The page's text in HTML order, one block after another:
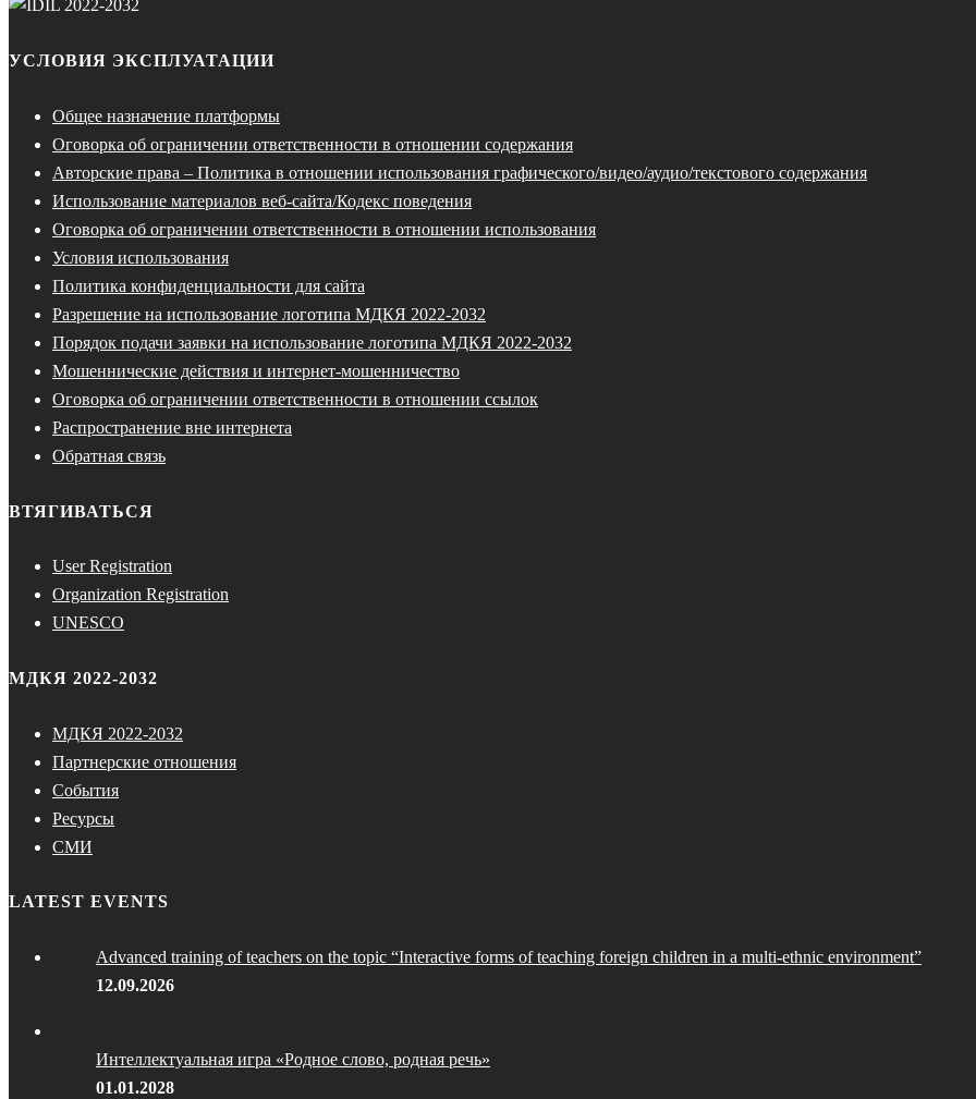
УСЛОВИЯ ЭКСПЛУАТАЦИИ
Общее назначение платформы
Оговорка об ограничении ответственности в отношении содержания
Авторские права – Политика в отношении использования графического/видео/аудио/текстового содержания
Использование материалов веб-сайта/Кодекс поведения
Оговорка об ограничении ответственности в отношении использования
Условия использования
Политика конфиденциальности для сайта
Разрешение на использование логотипа МДКЯ 2022-2032
Порядок подачи заявки на использование логотипа МДКЯ 2022-2032
Мошеннические действия и интернет-мошенничество
Оговорка об ограничении ответственности в отношении ссылок
Распространение вне интернета
Обратная связь
ВТЯГИВАТЬСЯ
User Registration
Organization Registration
UNESCO
МДКЯ 2022-2032
МДКЯ 2022-2032
Партнерские отношения
События
Ресурсы
СМИ
LATEST EVENTS
Advanced training of teachers on the topic “Interactive forms of teaching foreign children in a multi-ethnic environment”
12.09.2026
Интеллектуальная игра «Родное слово, родная речь»
01.01.2028